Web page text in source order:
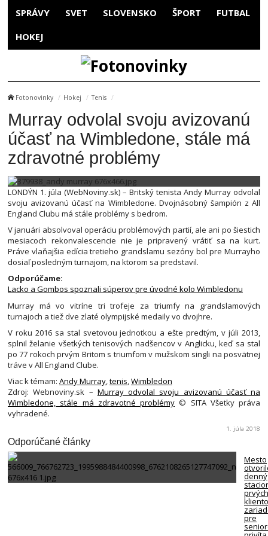
SPRÁVY SVET SLOVENSKO ŠPORT FUTBAL
HOKEJ
Fotonovinky Hokej Tenis
Murray odvolal svoju avizovanú
účasť na Wimbledone, stále má
zdravotné problémy
LONDÝN 1. júla (WebNoviny.sk) – Britský tenista Andy Murray odvolal
svoju avizovanú účasť na Wimbledone. Dvojnásobný šampión z All
England Clubu má stále problémy s bedrom.
V januári absolvoval operáciu problémových partií, ale ani po šiestich
mesiacoch rekonvalescencie nie je pripravený vrátiť sa na kurt.
Práve vlaňajšia edícia tretieho grandslamu sezóny bol pre Murrayho
dosiaľ posledným turnajom, na ktorom sa predstavil.
Odporúčame:
Lacko a Gombos spoznali súperov pre úvodné kolo Wimbledonu
Murray má vo vitríne tri trofeje za triumfy na grandslamových
turnajoch a tiež dve zlaté olympijské medaily vo dvojhre.
V roku 2016 sa stal svetovou jednotkou a ešte predtým, v júli 2013,
splnil želanie všetkých tenisových nadšencov v Anglicku, keď sa stal
po 77 rokoch prvým Britom s triumfom v mužskom singli na posvätnej
tráve v All England Clube.
Viac k témam: Andy Murray,tenis,Wimbledon
Zdroj: Webnoviny.sk – Murray odvolal svoju avizovanú účasť na
Wimbledone, stále má zdravotné problémy © SITA Všetky práva
vyhradené.
1. júla 2018
Odporúčané články
Mesto
denný
prvých
pre